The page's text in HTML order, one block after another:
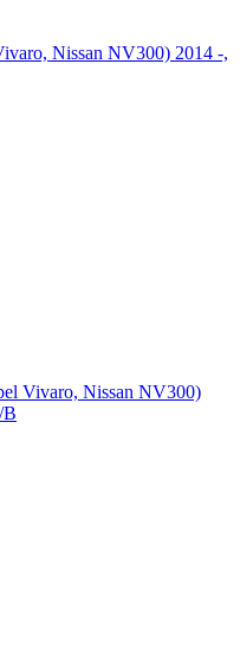
Nissan NV300) 2014 -,
Vivaro, Nissan NV300)
В